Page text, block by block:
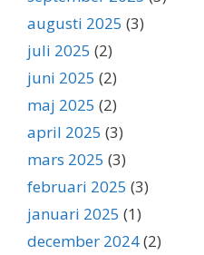
augusti 2025 (3)
juli 2025 (2)
juni 2025 (2)
maj 2025 (2)
april 2025 (3)
mars 2025 (3)
februari 2025 (3)
januari 2025 (1)
december 2024(2)